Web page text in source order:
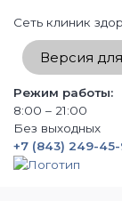
Сеть клиник
Версия
Режим работы:
8:00 – 21:00
Без выходных
+7 (843) 249-45-